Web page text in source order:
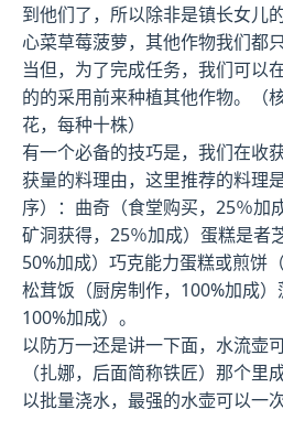
到他们了，所以除非是镇长女儿
心菜草莓菠萝，其他作物我们都
当但，为了完成任务，我们可以
的的采用前来种植其他作物。（
花，每种十株）
有一个必备的技巧是，我们在收
获量的料理由，这里推荐的料理
序）：曲奇（食堂购买，25％加
矿洞获得，25％加成）蛋糕是者
50%加成）巧克能力蛋糕或煎饼
松茸饭（厨房制作，100%加成）
100%加成）。
以防万一还是讲一下面，水流壶
（扎娜，后面简称铁匠）那个里
以批量浇水，最强的水壶可以一